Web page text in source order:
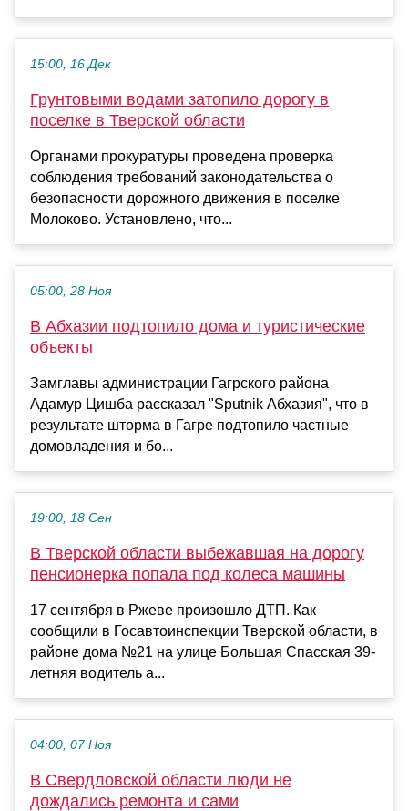
15:00, 16 Дек
Грунтовыми водами затопило дорогу в
поселке в Тверской области
Органами прокуратуры проведена проверка
соблюдения требований законодательства о
безопасности дорожного движения в поселке
Молоково. Установлено, что...
05:00, 28 Ноя
В Абхазии подтопило дома и туристические
объекты
Замглавы администрации Гагрского района
Адамур Цишба рассказал "Sputnik Абхазия", что в
результате шторма в Гагре подтопило частные
домовладения и бо...
19:00, 18 Сен
В Тверской области выбежавшая на дорогу
пенсионерка попала под колеса машины
17 сентября в Ржеве произошло ДТП. Как
сообщили в Госавтоинспекции Тверской области, в
районе дома №21 на улице Большая Спасская 39-
летняя водитель а...
04:00, 07 Ноя
В Свердловской области люди не
дождались ремонта и сами